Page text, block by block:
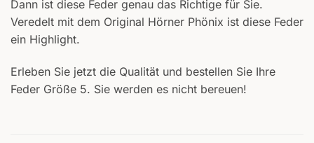
Dann ist diese Feder genau das Richtige für Sie.
Veredelt mit dem Original Hörner Phönix ist diese Feder
ein Highlight.
Erleben Sie jetzt die Qualität und bestellen Sie Ihre
Feder Größe 5. Sie werden es nicht bereuen!